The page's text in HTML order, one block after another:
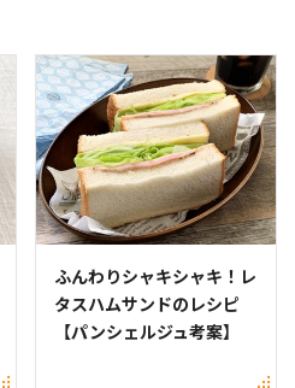
ふんわりシャキシャキ！レ
タスハムサンドのレシピ
【パンシェルジュ考案】